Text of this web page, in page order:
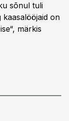
sõnul tuli
kaasalööjaid on
märkis